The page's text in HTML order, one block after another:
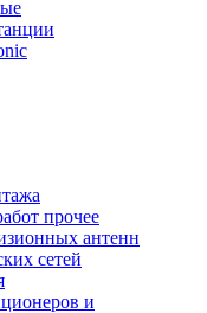
прочее
антенн
сетей
и